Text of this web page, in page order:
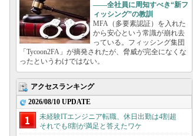
――全社員に周知すべき“新フ
ィッシング”の教訓
MFA（多要素認証）を入れた
から安心という常識が崩れ去
っている。フィッシング集団
「Tycoon2FA」が摘発されたが、脅威が完全になくな
ったというわけではない。
アクセスランキング
2026/08/10 UPDATE
未経験ITエンジニア転職、休日出勤は4割超
それでも8割が満足と答えたワケ